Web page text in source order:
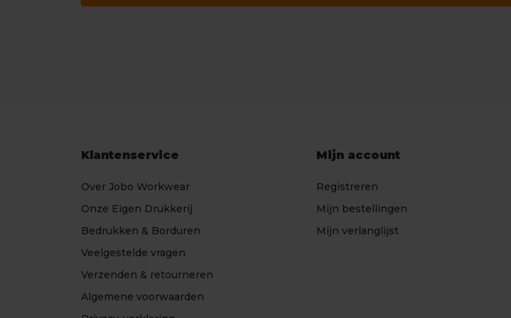
Klantenservice
Over Jobo Workwear
Onze Eigen Drukkerij
Bedrukken & Borduren
Veelgestelde vragen
Verzenden & retourneren
Algemene voorwaarden
Mijn account
Registreren
Mijn bestellingen
Mijn verlanglijst